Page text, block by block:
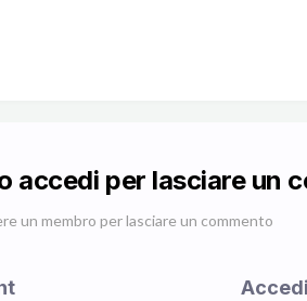
accedi per lasciare un
un membro per lasciare un commento
Accedi